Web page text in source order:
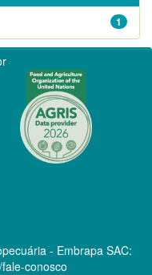
1
- Embrapa SAC:
conosco